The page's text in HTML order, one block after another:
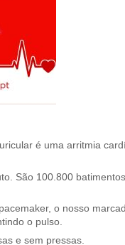
é uma arritmia
São 100.800
o nosso
o pulso.
e sem pressas.